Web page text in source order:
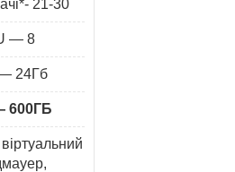
21-30
— 8
24Гб
600ГБ